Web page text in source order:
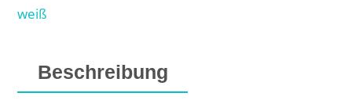
weiß
Beschreibung